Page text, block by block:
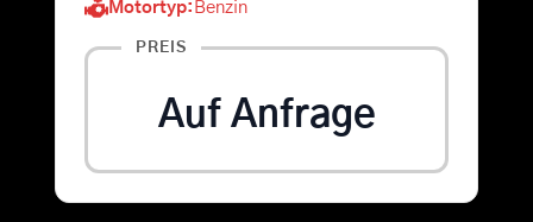
Motortyp: Benzin
PREIS
Auf Anfrage